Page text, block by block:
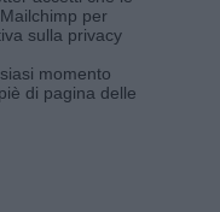
per
sulla privacy
momento
di pagina delle